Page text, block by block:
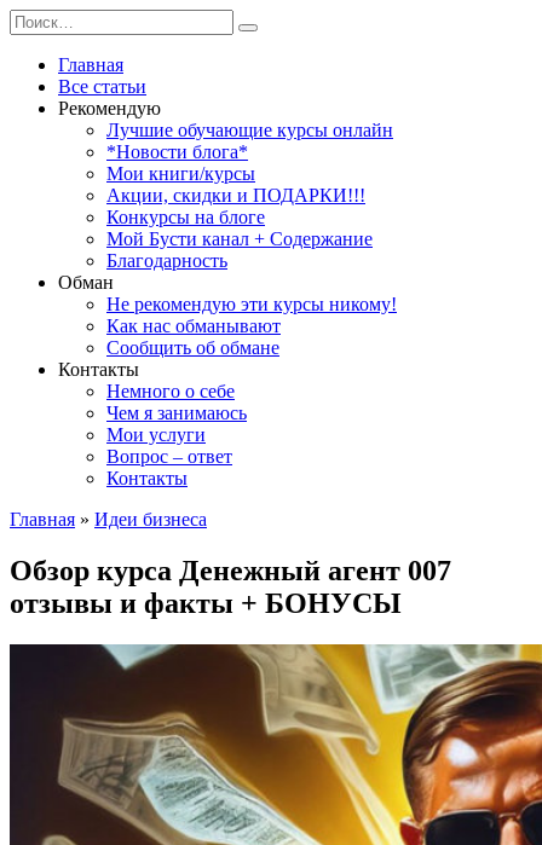
Перейти
к
содержанию
Search
for:
Главная
Все статьи
Рекомендую
Лучшие обучающие курсы онлайн
*Новости блога*
Мои книги/курсы
Акции, скидки и ПОДАРКИ!!!
Конкурсы на блоге
Мой Бусти канал + Содержание
Благодарность
Обман
Не рекомендую эти курсы никому!
Как нас обманывают
Сообщить об обмане
Контакты
Немного о себе
Чем я занимаюсь
Мои услуги
Вопрос – ответ
Контакты
Главная » Идеи бизнеса
Обзор курса Денежный агент 007
отзывы и факты + БОНУСЫ